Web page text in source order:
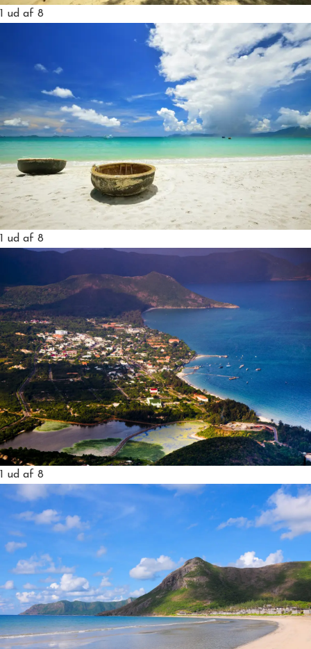
1 ud af 8
1 ud af 8
1 ud af 8